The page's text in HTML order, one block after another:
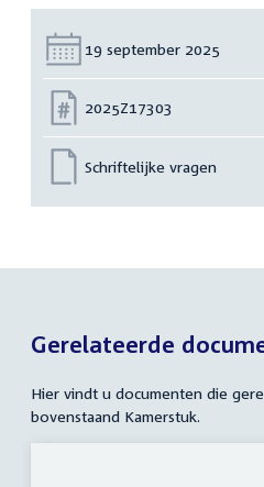
Datum:
19 september 2025
Nummer:
2025Z17303
Schriftelijke vragen
Gerelateerde
Hier vindt u documenten die
bovenstaand Kamerstuk.